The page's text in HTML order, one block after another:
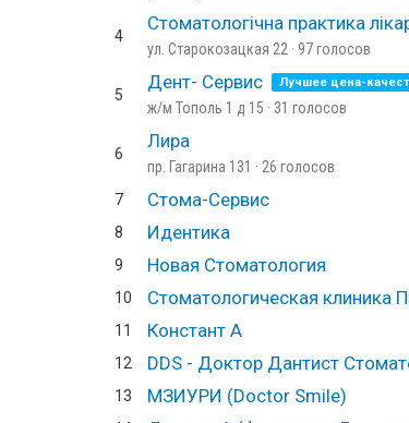
4
Стоматологічна практика
ул. Старокозацкая 22 · 97 голосов
5
Дент- Сервис Лучшее цена-
ж/м Тополь 1 д 15 · 31 голосов
6
Лира
пр. Гагарина 131 · 26 голосов
7 Стома-Сервис
8
Идентика
9
Новая Стоматология
10
Стоматологическая клиника
11
Констант А
12
DDS - Доктор Дантист
13
МЗИУРИ (Doctor Smile)